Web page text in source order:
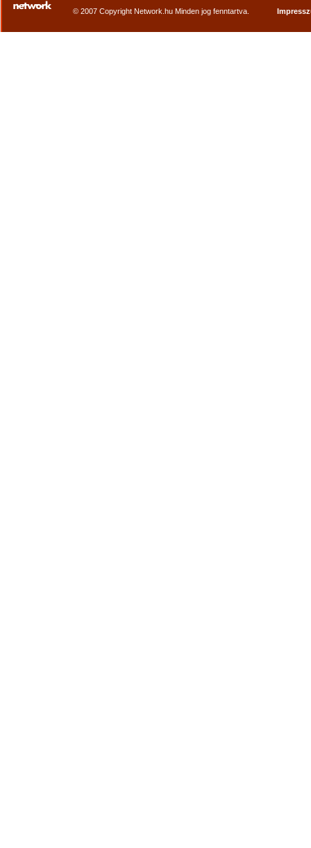
© 2007 Copyright Network.hu Minden jog fenntartva.